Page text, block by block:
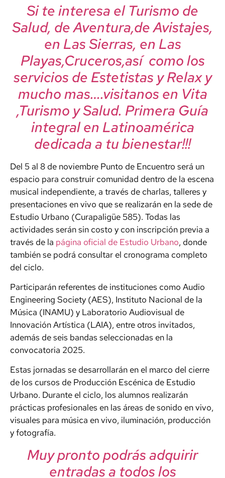
Si te interesa el Turismo de
Salud, de Aventura,de Avistajes,
en Las Sierras, en Las
Playas,Cruceros,así como los
servicios de Estetistas y Relax y
mucho mas….visitanos en Vita
,Turismo y Salud. Primera Guía
integral en Latinoamérica
dedicada a tu bienestar!!!
Del 5 al 8 de noviembre Punto de Encuentro será un
espacio para construir comunidad dentro de la escena
musical independiente, a través de charlas, talleres y
presentaciones en vivo que se realizarán en la sede de
Estudio Urbano (Curapaligüe 585). Todas las
actividades serán sin costo y con inscripción previa a
través de la página oficial de Estudio Urbano, donde
también se podrá consultar el cronograma completo
del ciclo.
Participarán referentes de instituciones como Audio
Engineering Society (AES), Instituto Nacional de la
Música (INAMU) y Laboratorio Audiovisual de
Innovación Artística (LAIA), entre otros invitados,
además de seis bandas seleccionadas en la
convocatoria 2025.
Estas jornadas se desarrollarán en el marco del cierre
de los cursos de Producción Escénica de Estudio
Urbano. Durante el ciclo, los alumnos realizarán
prácticas profesionales en las áreas de sonido en vivo,
visuales para música en vivo, iluminación, producción
y fotografía.
Muy pronto podrás adquirir
entradas a todos los